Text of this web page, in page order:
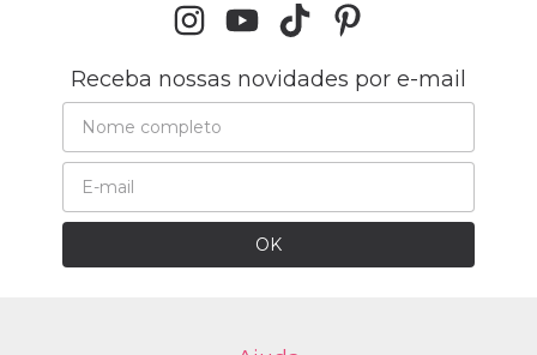
Receba nossas novidades por e-mail